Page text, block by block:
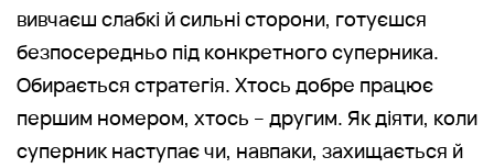
вивчаєш слабкі й сильні сторони, готуєшся
безпосередньо під конкретного суперника.
Обирається стратегія. Хтось добре працює
першим номером, хтось – другим. Як діяти, коли
суперник наступає чи, навпаки, захищається й